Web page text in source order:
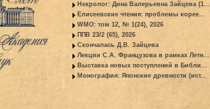
Некролог: Дина Валерьевна Зайцева (1...
Елисеевские чтения: проблемы корее...
WMO: том 12, № 1(24), 2026
ППВ 23/2 (65), 2026
Скончалась Д.В. Зайцева
Лекции С.А. Французова в рамках Летн...
Выставка новых поступлений в Библи...
Монография: Японские древности (ист...